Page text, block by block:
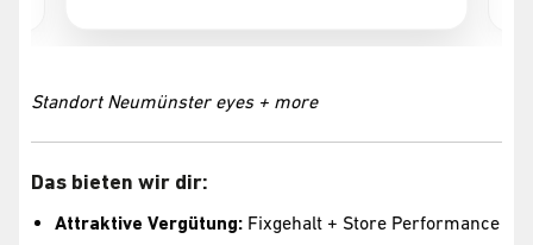
Standort Neumünster eyes + more
Das bieten wir dir:
Attraktive Vergütung: Fixgehalt + Store Performance